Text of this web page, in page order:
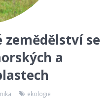
zemědělství se
a
ekologie